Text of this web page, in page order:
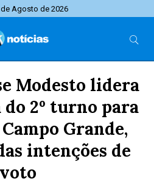
de Agosto de 2026
Modesto lidera
do 2º turno para
Grande,
intenções de
voto